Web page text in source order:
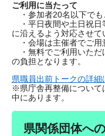
ご利用に当たって
・参加者20名以下でも
・平日夜間や土日祝日
に沿えるよう対応させて
・会場は主催者でご用
・無料でご利用いただ
の負担となります。
県職員出前トークの詳細
※県庁舎再整備について
中にあります。
県関係団体へ